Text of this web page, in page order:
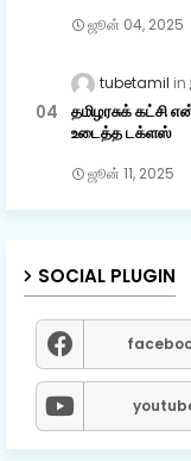
ஜூன் 04, 2025
tubetamil
தமிழரசுக்
உடைத்த டக்ளஸ்
ஜூன் 11, 2025
SOCIAL PLUGIN